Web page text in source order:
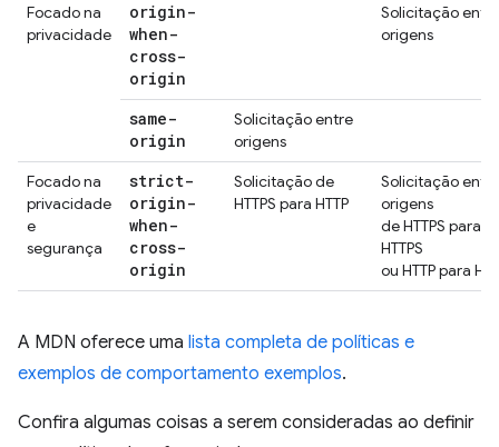
Focado na
privacidade
origin-
when-
cross-
origin
Solicitação entre
origens
same-
origin
Solicitação entre
origens
Focado na
privacidade
e
segurança
strict-
origin-
when-
cross-
origin
Solicitação de
HTTPS para HTTP
Solicitação entre
origens
de HTTPS para
HTTPS
ou HTTP para
A MDN oferece uma lista completa de políticas e
exemplos de comportamento exemplos.
Confira algumas coisas a serem consideradas ao definir